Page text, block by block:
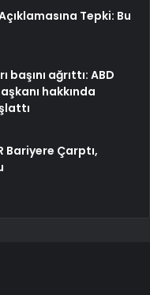
Tepki: Bu
başını ağrıttı: ABD
hakkında
Bariyere Çarptı,